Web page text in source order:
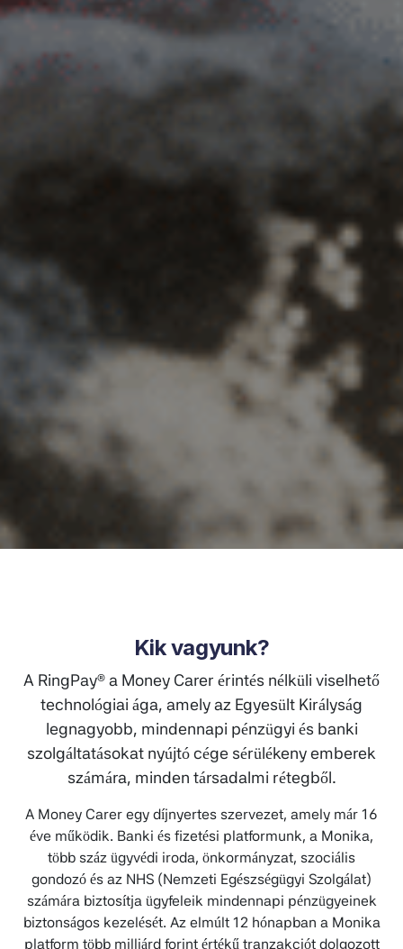
Kik vagyunk?
A RingPay® a Money Carer érintés nélküli viselhető
technológiai ága, amely az Egyesült Királyság
legnagyobb, mindennapi pénzügyi és banki
szolgáltatásokat nyújtó cége sérülékeny emberek
számára, minden társadalmi rétegből.
A Money Carer egy díjnyertes szervezet, amely már 16
éve működik. Banki és fizetési platformunk, a Monika,
több száz ügyvédi iroda, önkormányzat, szociális
gondozó és az NHS (Nemzeti Egészségügyi Szolgálat)
számára biztosítja ügyfeleik mindennapi pénzügyeinek
biztonságos kezelését. Az elmúlt 12 hónapban a Monika
platform több milliárd forint értékű tranzakciót dolgozott